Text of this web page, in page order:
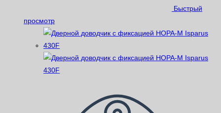
Быстрый
просмотр